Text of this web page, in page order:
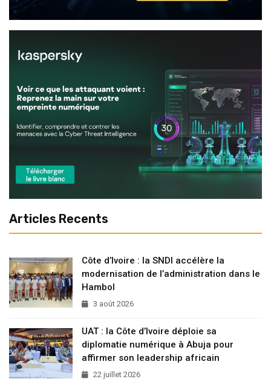
Articles Recents
Côte d’Ivoire : la SNDI accélère la
modernisation de l’administration dans le
Hambol
3 août 2026
UAT : la Côte d’Ivoire déploie sa
diplomatie numérique à Abuja pour
affirmer son leadership africain
22 juillet 2026